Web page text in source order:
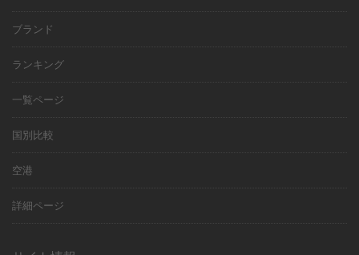
ブランド
ランキング
一覧ページ
国別比較
空港
詳細ページ